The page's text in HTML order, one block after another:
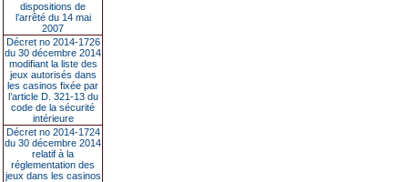
dispositions de
l’arrêté du 14 mai
2007
Décret no 2014-1726
du 30 décembre 2014
modifiant la liste des
jeux autorisés dans
les casinos fixée par
l’article D. 321-13 du
code de la sécurité
intérieure
Décret no 2014-1724
du 30 décembre 2014
relatif à la
réglementation des
jeux dans les casinos